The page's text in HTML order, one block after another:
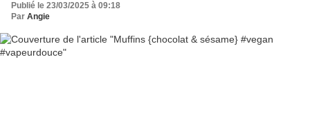
Publié le 23/03/2025 à 09:18
Par Angie